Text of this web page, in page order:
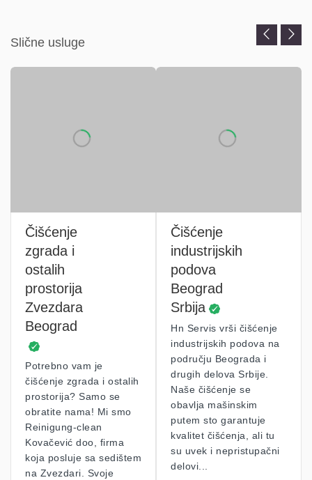
Slične usluge
Čišćenje
zgrada i
ostalih
prostorija
Zvezdara
Beograd
Potrebno vam je
čišćenje zgrada i ostalih
prostorija? Samo se
obratite nama! Mi smo
Reinigung-clean
Kovačević doo, firma
koja posluje sa sedištem
na Zvezdari. Svoje
Čišćenje
industrijskih
podova
Beograd
Srbija
Hn Servis vrši čišćenje
industrijskih podova na
području Beograda i
drugih delova Srbije.
Naše čišćenje se
obavlja mašinskim
putem sto garantuje
kvalitet čišćenja, ali tu
su uvek i nepristupačni
delovi...